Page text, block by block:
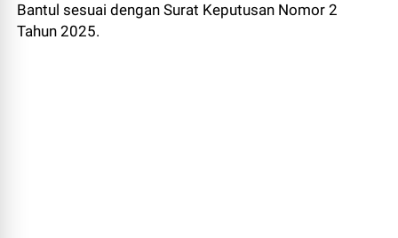
Bantul sesuai dengan Surat Keputusan Nomor 2
Tahun 2025.